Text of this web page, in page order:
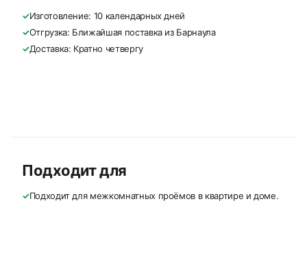
✓Изготовление: 10 календарных дней
✓Отгрузка: Ближайшая поставка из Барнаула
✓Доставка: Кратно четвергу
Подходит для
✓Подходит для межкомнатных проёмов в квартире и доме.